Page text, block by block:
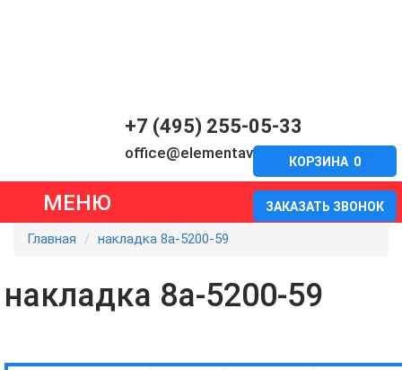
+7 (495) 255-05-33
office@elementavia.ru
ЗАКАЗАТЬ ЗВОНОК
КОРЗИНА 0
МЕНЮ
Главная накладка 8а-5200-59
накладка 8а-5200-59